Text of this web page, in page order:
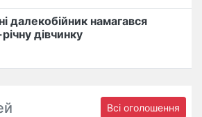
далекобійник намагався
дівчинку
Всі оголошення